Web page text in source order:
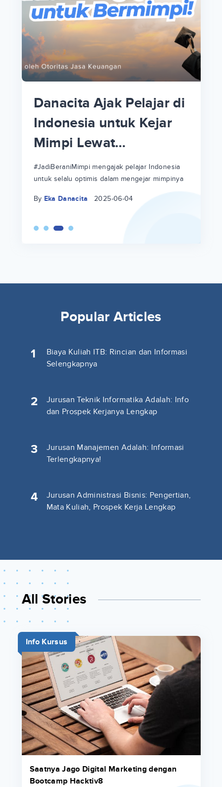
Danacita Ajak Pelajar di
Indonesia untuk Kejar
Mimpi Lewat
#JadiBeraniMimpi
#JadiBeraniMimpi mengajak pelajar Indonesia
untuk selalu optimis dalam mengejar mimpinya
By Eka Danacita 2025-06-04
Popular Articles
1
Biaya Kuliah ITB: Rincian dan Informasi
Selengkapnya
2
Jurusan Teknik Informatika Adalah: Info
dan Prospek Kerjanya Lengkap
3
Jurusan Manajemen Adalah: Informasi
Terlengkapnya!
4
Jurusan Administrasi Bisnis: Pengertian,
Mata Kuliah, Prospek Kerja Lengkap
All Stories
Info Kursus
Saatnya Jago Digital Marketing dengan
Bootcamp Hacktiv8